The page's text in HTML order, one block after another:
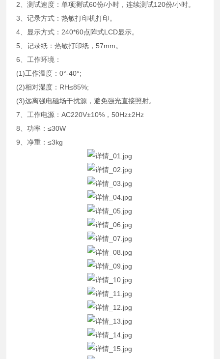
2、测试速度：单项测试60份/小时，连续测试120份/小时。
3、记录方式：热敏打印机打印。
4、显示方式：240*60点阵式LCD显示。
5、记录纸：热敏打印纸，57mm。
6、工作环境：
(1)工作温度：0°-40°;
(2)相对湿度：RH≤85%;
(3)远离强电磁场干扰源，避免强光直接照射。
7、工作电源：AC220V±10%，50Hz±2Hz
8、功率：≤30W
9、净重：≤3kg